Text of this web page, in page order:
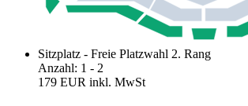
Sitzplatz - Freie Platzwahl 2. Rang
Anzahl: 1 - 2
179 EUR inkl. MwSt